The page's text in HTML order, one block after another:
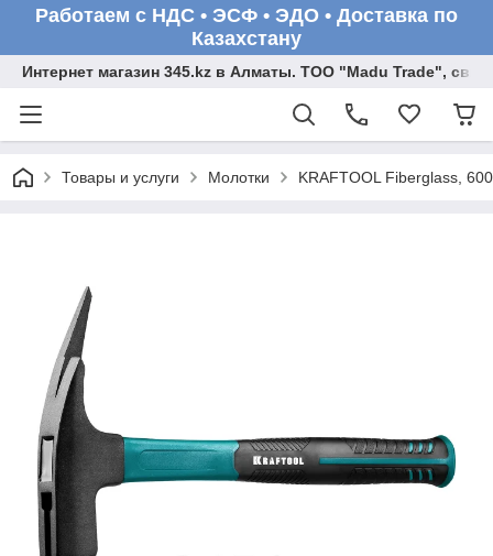
Работаем с НДС • ЭСФ • ЭДО • Доставка по
Казахстану
Интернет магазин 345.kz в Алматы. ТОО "Madu Trade",
Товары и услуги Молотки KRAFTOOL Fiberglass,